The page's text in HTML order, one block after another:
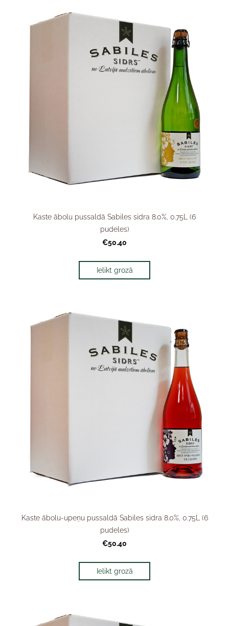
Kaste ābolu pussaldā Sabiles sidra 8.0%, 0.75L (6
pudeles)
€50.40
Ielikt grozā
Kaste ābolu-upeņu pussaldā Sabiles sidra 8.0%, 0.75L (6
pudeles)
€50.40
Ielikt grozā